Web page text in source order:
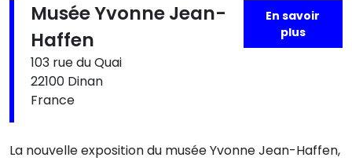
Musée Yvonne Jean-
Haffen
103 rue du Quai
22100 Dinan
France
En savoir
plus
La nouvelle exposition du musée Yvonne Jean-Haffen,